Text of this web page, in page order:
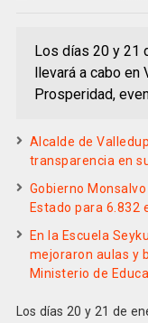
Los días 20 y 21
llevará a cabo en
Prosperidad,
Alcalde de
transparencia en
Gobierno
Estado para 6.832
En la Escuela
mejoraron aulas y
Ministerio de
Los días 20 y 21 de